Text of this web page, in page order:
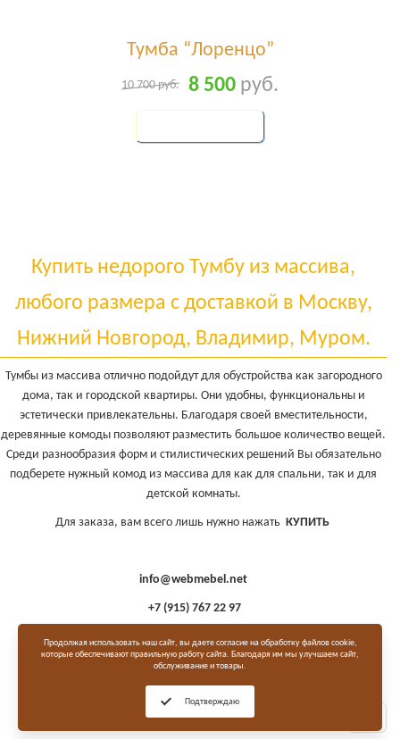
Тумба “Лоренцо”
10 700руб. 8 500 руб.
Купить недорого Тумбу из массива,
любого размера с доставкой в Москву,
Нижний Новгород, Владимир, Муром.
Тумбы из массива отлично подойдут для обустройства как загородного
дома, так и городской квартиры. Они удобны, функциональны и
эстетически привлекательны. Благодаря своей вместительности,
деревянные комоды позволяют разместить большое количество вещей.
Среди разнообразия форм и стилистических решений Вы обязательно
подберете нужный комод из массива для как для спальни, так и для
детской комнаты.
Для заказа, вам всего лишь нужно нажать КУПИТЬ
info@webmebel.net
+7 (915) 767 22 97
Продолжая использовать наш сайт, вы даете согласие на обработку файлов cookie,
которые обеспечивают правильную работу сайта. Благодаря им мы улучшаем сайт,
обслуживание и товары.
Подтверждаю